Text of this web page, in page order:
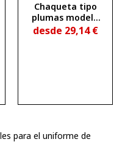
Chaqueta tipo
plumas modelo
freya
desde 29,14€
para el uniforme de